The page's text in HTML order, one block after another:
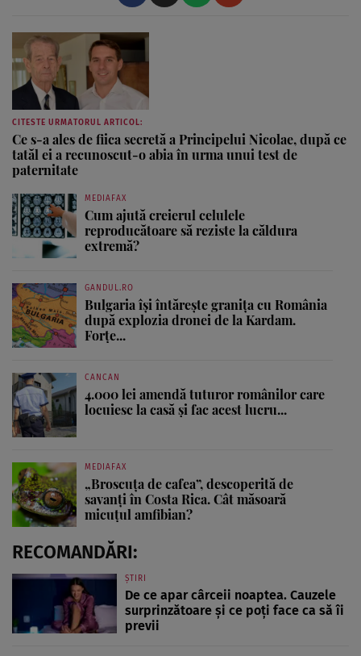
CITESTE URMATORUL ARTICOL:
Ce s-a ales de fiica secretă a Principelui Nicolae, după ce
tatăl ei a recunoscut-o abia în urma unui test de
paternitate
MEDIAFAX
Cum ajută creierul celulele
reproducătoare să reziste la căldura
extremă?
GANDUL.RO
Bulgaria își întărește granița cu România
după explozia dronei de la Kardam.
Forțe...
CANCAN
4.000 lei amendă tuturor românilor care
locuiesc la casă și fac acest lucru...
MEDIAFAX
„Broscuța de cafea”, descoperită de
savanți în Costa Rica. Cât măsoară
micuțul amfibian?
RECOMANDĂRI:
ȘTIRI
De ce apar cârceii noaptea. Cauzele
surprinzătoare și ce poți face ca să îi
previi